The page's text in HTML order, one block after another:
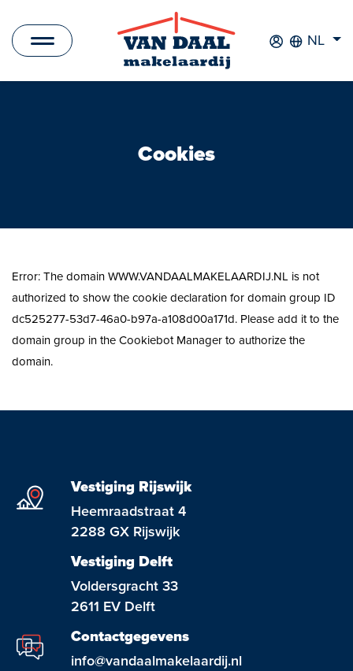
NL
Nieuwbouwprojecten
Bedrijfsaanbod
Open huizen
Diensten
Huis verkopen
Huis kopen
Exclusief wonen
Taxaties
Cookies
Error: The domain WWW.VANDAALMAKELAARDIJ.NL is not
authorized to show the cookie declaration for domain group ID
dc525277-53d7-46a0-b97a-a108d00a171d. Please add it to the
domain group in the Cookiebot Manager to authorize the
domain.
Vestiging Rijswijk
Heemraadstraat 4
2288 GX Rijswijk
Vestiging Delft
Voldersgracht 33
2611 EV Delft
Contactgegevens
info@vandaalmakelaardij.nl